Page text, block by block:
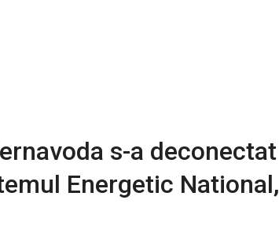
s-a deconectat
Energetic National,